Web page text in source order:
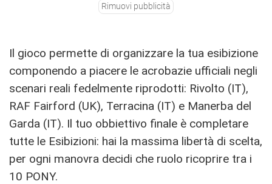
Rimuovi pubblicità
Il gioco permette di organizzare la tua esibizione
componendo a piacere le acrobazie ufficiali negli
scenari reali fedelmente riprodotti: Rivolto (IT),
RAF Fairford (UK), Terracina (IT) e Manerba del
Garda (IT). Il tuo obbiettivo finale è completare
tutte le Esibizioni: hai la massima libertà di scelta,
per ogni manovra decidi che ruolo ricoprire tra i
10 PONY.